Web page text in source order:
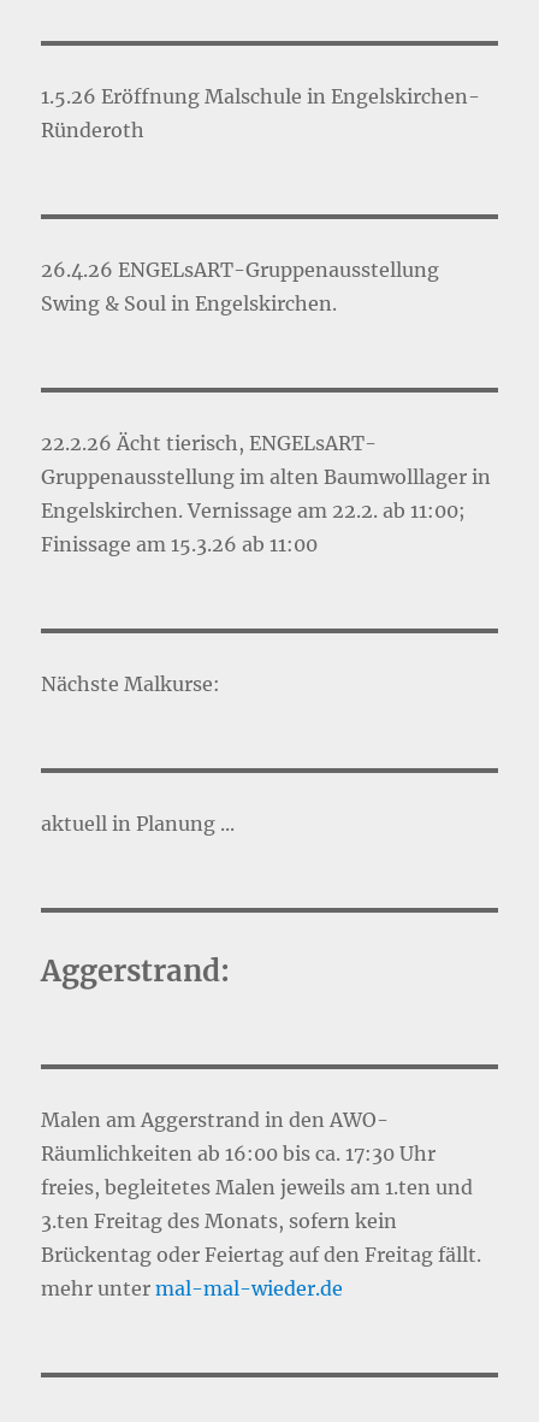
1.5.26 Eröffnung Malschule in Engelskirchen-
Ründeroth
26.4.26 ENGELsART-Gruppenausstellung
Swing & Soul in Engelskirchen.
22.2.26 Ächt tierisch, ENGELsART-
Gruppenausstellung im alten Baumwolllager in
Engelskirchen. Vernissage am 22.2. ab 11:00;
Finissage am 15.3.26 ab 11:00
Nächste Malkurse:
aktuell in Planung ...
Aggerstrand:
Malen am Aggerstrand in den AWO-
Räumlichkeiten ab 16:00 bis ca. 17:30 Uhr
freies, begleitetes Malen jeweils am 1.ten und
3.ten Freitag des Monats, sofern kein
Brückentag oder Feiertag auf den Freitag fällt.
mehr untermal-mal-wieder.de